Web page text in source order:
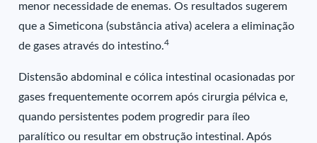
menor necessidade de enemas. Os resultados sugerem
que a Simeticona (substância ativa) acelera a eliminação
de gases através do intestino.4
Distensão abdominal e cólica intestinal ocasionadas por
gases frequentemente ocorrem após cirurgia pélvica e,
quando persistentes podem progredir para íleo
paralítico ou resultar em obstrução intestinal. Após